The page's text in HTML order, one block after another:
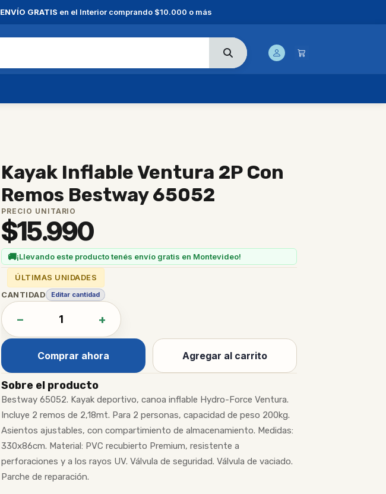
ENVÍO GRATIS en el Interior comprando $10.000 o más
Kayak Inflable Ventura 2P Con
Remos Bestway 65052
PRECIO UNITARIO
$15.990
🚚¡Llevando este producto tenés envío gratis en Montevideo!
ÚLTIMAS UNIDADES
CANTIDAD
Editar cantidad
− +
Comprar ahora Agregar al carrito
Sobre el producto
Bestway 65052. Kayak deportivo, canoa inflable Hydro-Force Ventura.
Incluye 2 remos de 2,18mt. Para 2 personas, capacidad de peso 200kg.
Asientos ajustables, con compartimiento de almacenamiento. Medidas:
330x86cm. Material: PVC recubierto Premium, resistente a
perforaciones y a los rayos UV. Válvula de seguridad. Válvula de vaciado.
Parche de reparación.